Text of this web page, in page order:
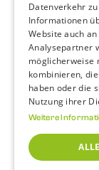
Betreutes
Wohnraumhilfe
© 2025 made
vorbehalten.
Datenverkehr
Informationen
Website auch
Analysepartner
möglicherweise
kombinieren,
haben oder die
Nutzung ihrer
Weitere